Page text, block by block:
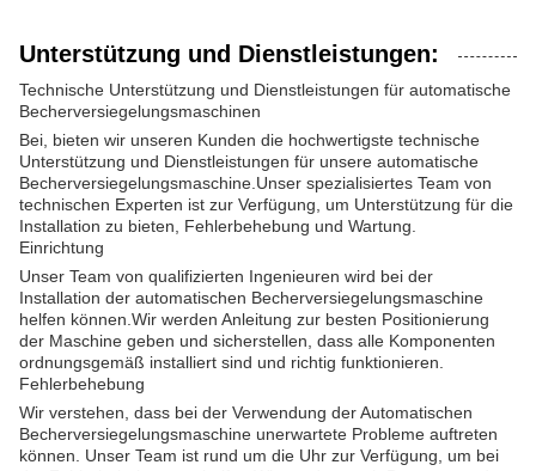
Unterstützung und Dienstleistungen:
Technische Unterstützung und Dienstleistungen für automatische
Becherversiegelungsmaschinen
Bei , bieten wir unseren Kunden die hochwertigste technische
Unterstützung und Dienstleistungen für unsere automatische
Becherversiegelungsmaschine.Unser spezialisiertes Team von
technischen Experten ist zur Verfügung, um Unterstützung für die
Installation zu bieten, Fehlerbehebung und Wartung.
Einrichtung
Unser Team von qualifizierten Ingenieuren wird bei der
Installation der automatischen Becherversiegelungsmaschine
helfen können.Wir werden Anleitung zur besten Positionierung
der Maschine geben und sicherstellen, dass alle Komponenten
ordnungsgemäß installiert sind und richtig funktionieren.
Fehlerbehebung
Wir verstehen, dass bei der Verwendung der Automatischen
Becherversiegelungsmaschine unerwartete Probleme auftreten
können. Unser Team ist rund um die Uhr zur Verfügung, um bei